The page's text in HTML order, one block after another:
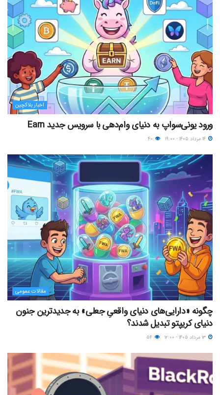
اخبار بلاکچین
ورود یونی‌سواپ به دنیای وام‌دهی با سرویس جدید Earn
مقالات عمومی
چگونه «دارایی‌های دنیای واقعیِ جعلی» به جدیدترین جنون
دنیای کریپتو تبدیل شدند؟